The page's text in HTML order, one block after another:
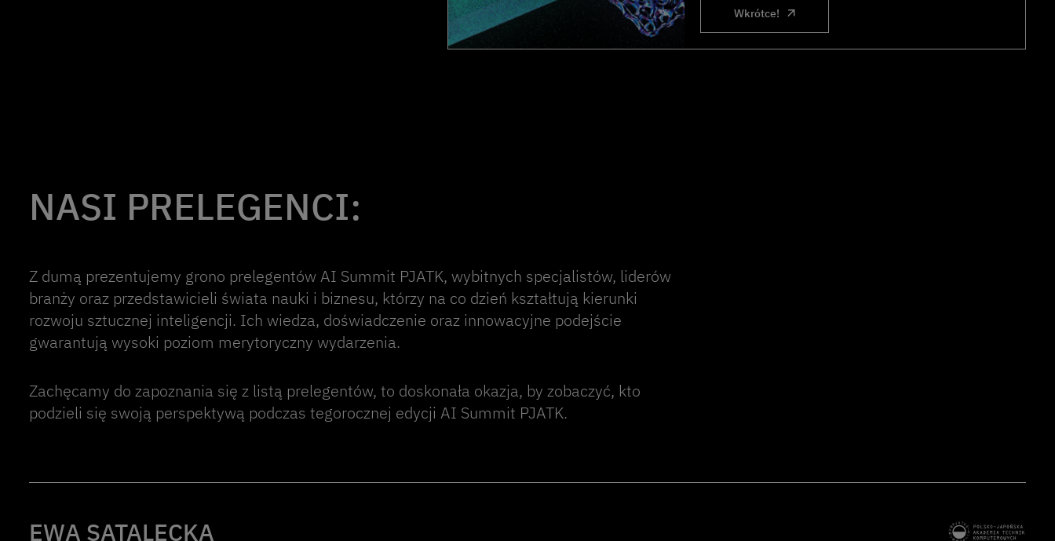
Wkrótce!
NASI PRELEGENCI:
Z dumą prezentujemy grono prelegentów AI Summit PJATK, wybitnych specjalistów, liderów
branży oraz przedstawicieli świata nauki i biznesu, którzy na co dzień kształtują kierunki
rozwoju sztucznej inteligencji. Ich wiedza, doświadczenie oraz innowacyjne podejście
gwarantują wysoki poziom merytoryczny wydarzenia.
Zachęcamy do zapoznania się z listą prelegentów, to doskonała okazja, by zobaczyć, kto
podzieli się swoją perspektywą podczas tegorocznej edycji AI Summit PJATK.
EWA SATALECKA